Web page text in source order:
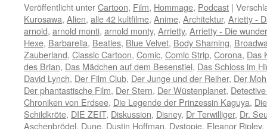
Veröffentlicht unterCartoon, Film, Hommage, Podcast |
Kurosawa, Alien, alle 42 kultfilme, Anime, Architektur, Arietty -
arnold, arnold monti, arnold monty, Arrietty, Arrietty - Die
Hexe, Barbarella, Beatles, Blue Velvet, Body Shaming,
Zauberland, Classic Cartoon, Comic, Comic Strip, Corona, Das
des Brian, Das Mädchen auf dem Besenstiel, Das Schloss im
David Lynch, Der Film Club, Der Junge und der Reiher, Der
Der phantastische Film, Der Stern, Der Wüstenplanet,
Chroniken von Erdsee, Die Legende der Prinzessin Kaguya,
Schildkröte, DIE ZEIT, Diskussion, Disney, Dr Terwilliger, Dr.
Aschenbrödel, Dune, Dustin Hoffman, Dystopie, Eleanor Ripley,